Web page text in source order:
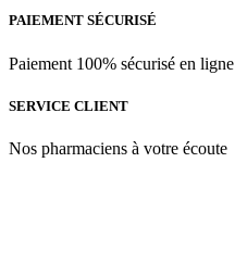
PAIEMENT SÉCURISÉ
Paiement 100% sécurisé en ligne
SERVICE CLIENT
Nos pharmaciens à votre écoute